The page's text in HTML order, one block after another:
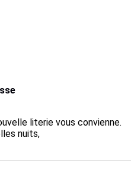
literie vous convienne.
nuits,